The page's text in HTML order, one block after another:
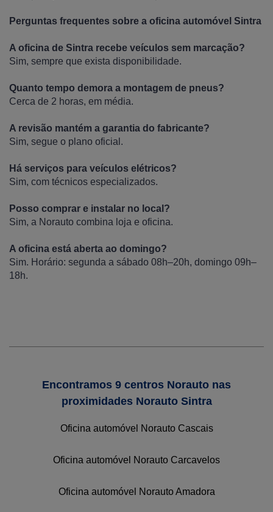
Perguntas frequentes sobre a oficina automóvel Sintra
A oficina de Sintra recebe veículos sem marcação?
Sim, sempre que exista disponibilidade.
Quanto tempo demora a montagem de pneus?
Cerca de 2 horas, em média.
A revisão mantém a garantia do fabricante?
Sim, segue o plano oficial.
Há serviços para veículos elétricos?
Sim, com técnicos especializados.
Posso comprar e instalar no local?
Sim, a Norauto combina loja e oficina.
A oficina está aberta ao domingo?
Sim. Horário: segunda a sábado 08h–20h, domingo 09h–
18h.
Encontramos 9 centros Norauto nas
proximidades Norauto Sintra
Oficina automóvel Norauto Cascais
Oficina automóvel Norauto Carcavelos
Oficina automóvel Norauto Amadora